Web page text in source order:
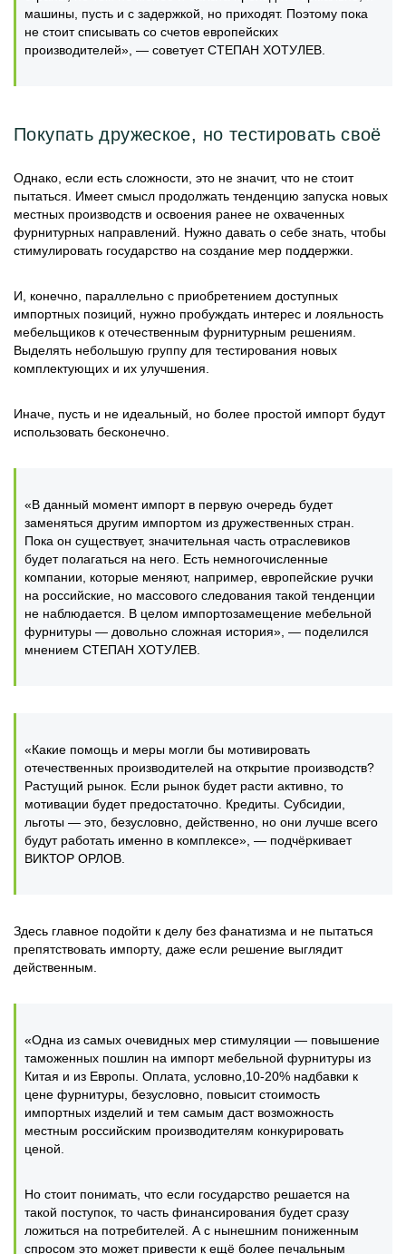
машины, пусть и с задержкой, но приходят. Поэтому пока
не стоит списывать со счетов европейских
производителей», — советует СТЕПАН ХОТУЛЕВ.
Покупать дружеское, но тестировать своё
Однако, если есть сложности, это не значит, что не стоит
пытаться. Имеет смысл продолжать тенденцию запуска новых
местных производств и освоения ранее не охваченных
фурнитурных направлений. Нужно давать о себе знать, чтобы
стимулировать государство на создание мер поддержки.
И, конечно, параллельно с приобретением доступных
импортных позиций, нужно пробуждать интерес и лояльность
мебельщиков к отечественным фурнитурным решениям.
Выделять небольшую группу для тестирования новых
комплектующих и их улучшения.
Иначе, пусть и не идеальный, но более простой импорт будут
использовать бесконечно.
«В данный момент импорт в первую очередь будет
заменяться другим импортом из дружественных стран.
Пока он существует, значительная часть отраслевиков
будет полагаться на него. Есть немногочисленные
компании, которые меняют, например, европейские ручки
на российские, но массового следования такой тенденции
не наблюдается. В целом импортозамещение мебельной
фурнитуры — довольно сложная история», — поделился
мнением СТЕПАН ХОТУЛЕВ.
«Какие помощь и меры могли бы мотивировать
отечественных производителей на открытие производств?
Растущий рынок. Если рынок будет расти активно, то
мотивации будет предостаточно. Кредиты. Субсидии,
льготы — это, безусловно, действенно, но они лучше всего
будут работать именно в комплексе», — подчёркивает
ВИКТОР ОРЛОВ.
Здесь главное подойти к делу без фанатизма и не пытаться
препятствовать импорту, даже если решение выглядит
действенным.
«Одна из самых очевидных мер стимуляции — повышение
таможенных пошлин на импорт мебельной фурнитуры из
Китая и из Европы. Оплата, условно,10-20% надбавки к
цене фурнитуры, безусловно, повысит стоимость
импортных изделий и тем самым даст возможность
местным российским производителям конкурировать
ценой.
Но стоит понимать, что если государство решается на
такой поступок, то часть финансирования будет сразу
ложиться на потребителей. А с нынешним пониженным
спросом это может привести к ещё более печальным